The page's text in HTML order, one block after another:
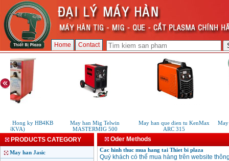
Home Contact
Hong ky HB4KB
(4KVA)
May han Mig Telwin
MASTERMIG 500
May han que dien tu KenMax
ARC 315
May
PRODUCTS CATEGORY
May han Jasic
Oder Methods
Cac hinh thuc mua hang tai Thiet bi plaza
Quý khách có thể mua hàng trên website